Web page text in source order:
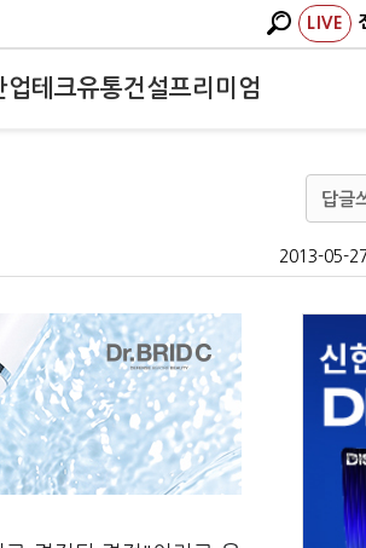
LIVE
업테크유통건설프리미엄
답글
2013-05-